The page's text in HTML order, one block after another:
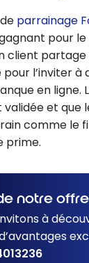
parrainage
pour
client
l’inviter à
en ligne.
et que
comme le
prime.
notre
à